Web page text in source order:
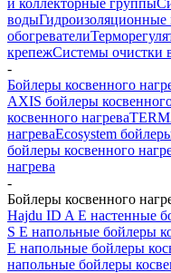
и коллекторные группы
воды
обогреватели
крепежСистемы очистки
-
Бойлеры косвенного
AXIS бойлеры
косвенного нагрева
нагреваEcosystem
бойлеры косвенного
нагрева
-
Бойлеры косвенного
Hajdu ID A E настенные
S E напольные бойлеры
E напольные бойлеры
напольные бойлеры